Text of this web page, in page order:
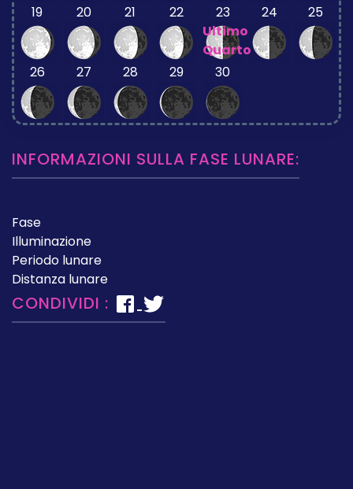
19 20 21 22
23
Ultimo
Quarto
24 25
26 27 28 29 30
INFORMAZIONI SULLA FASE LUNARE:
Fase
Illuminazione
Periodo lunare
Distanza lunare
CONDIVIDI :